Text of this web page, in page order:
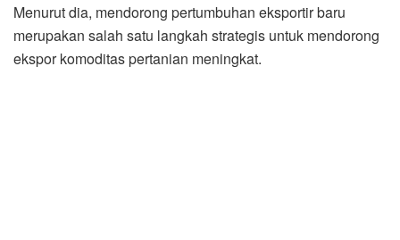
Menurut dia, mendorong pertumbuhan eksportir baru
merupakan salah satu langkah strategis untuk mendorong
ekspor komoditas pertanian meningkat.